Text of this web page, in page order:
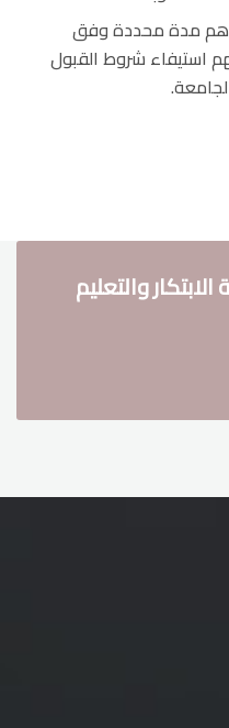
مدة محددة وفق
استيفاء شروط القبول
والتعليم